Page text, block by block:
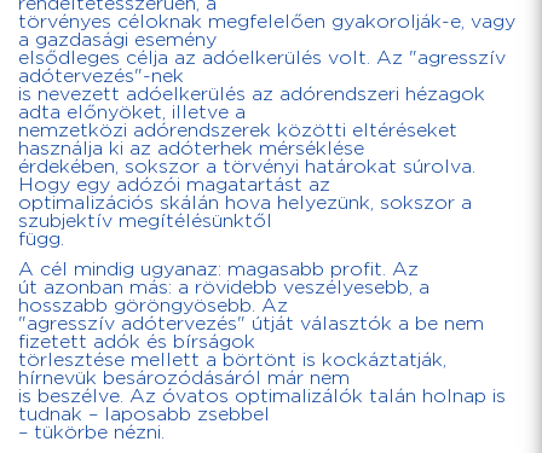
rendeltetésszerűen, a
törvényes céloknak megfelelően gyakorolják-e, vagy
a gazdasági esemény
elsődleges célja az adóelkerülés volt. Az "agresszív
adótervezés"-nek
is nevezett adóelkerülés az adórendszeri hézagok
adta előnyöket, illetve a
nemzetközi adórendszerek közötti eltéréseket
használja ki az adóterhek mérséklése
érdekében, sokszor a törvényi határokat súrolva.
Hogy egy adózói magatartást az
optimalizációs skálán hova helyezünk, sokszor a
szubjektív megítélésünktől
függ.
A cél mindig ugyanaz: magasabb profit. Az
út azonban más: a rövidebb veszélyesebb, a
hosszabb göröngyösebb. Az
"agresszív adótervezés" útját választók a be nem
fizetett adók és bírságok
törlesztése mellett a börtönt is kockáztatják,
hírnevük besározódásáról már nem
is beszélve. Az óvatos optimalizálók talán holnap is
tudnak – laposabb zsebbel
– tükörbe nézni.